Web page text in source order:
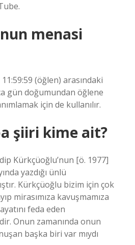
menasi
(öğlen) arasındaki
gün doğumundan öğlene
için de kullanılır.
şiiri kime ait?
Kürkçüoğlu’nun [ö. 1977]
yazdığı ünlü
Kürkçüoğlu bizim için çok
mirasımıza kavuşmamıza
feda eden
Onun zamanında onun
başka biri var mıydı